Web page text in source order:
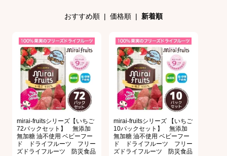
おすすめ順 | 価格順 | 新着順
mirai-fruitsシリーズ【いちご
72パックセット】 無添加
無加糖 油不使用 ベビーフー
ド ドライフルーツ フリー
ズドライフルーツ 防災食品
mirai-fruitsシリーズ 【いちご
10パックセット】 無添加
無加糖 油不使用 ベビーフー
ド ドライフルーツ フリー
ズドライフルーツ 防災食品